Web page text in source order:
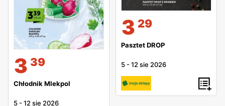
3 39
Chłodnik Mlekpol
5 -12 sie 2026
3 29
Pasztet DROP
5 -12 sie 2026